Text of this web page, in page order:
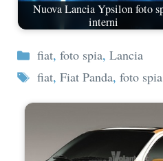
Nuova Lancia Ypsilon foto
interni
Categorie
fiat, foto spia, Lancia
Tag
fiat, Fiat Panda, foto spia